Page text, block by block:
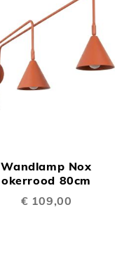
Wandlamp Nox
okerrood 80cm
€ 109,00